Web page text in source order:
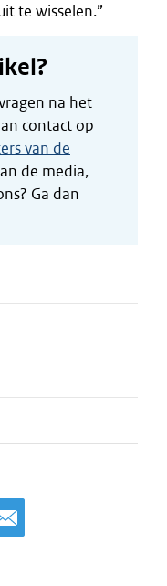
te wisselen.”
na het
contact op
van de
de media,
Ga dan